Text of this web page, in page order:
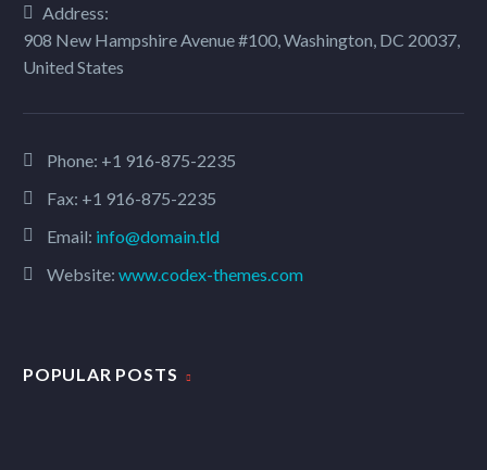
Address:
908 New Hampshire Avenue #100, Washington, DC 20037,
United States
Phone: +1 916-875-2235
Fax: +1 916-875-2235
Email: info@domain.tld
Website: www.codex-themes.com
POPULAR POSTS